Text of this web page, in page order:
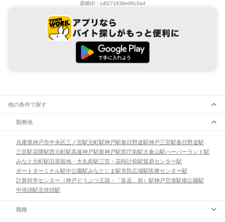
原稿ID： cdf271638e06c0a4
他の条件で探す
勤務地
兵庫県神戸市中央区三ノ宮駅元町駅神戸駅春日野道駅神戸三宮駅春日野道駅
三宮駅花隈駅西元町駅高速神戸駅新神戸駅県庁前駅大倉山駅ハーバーランド駅
みなと元町駅 旧居留地・大丸前駅三宮・花時計前駅貿易センター駅
ポートターミナル駅中公園駅みなとじま駅市民広場駅 医療センター駅
計算科学センター（神戸どうぶつ王国・「富岳」前）駅神戸空港駅南公園駅
中埠頭駅北埠頭駅
職種